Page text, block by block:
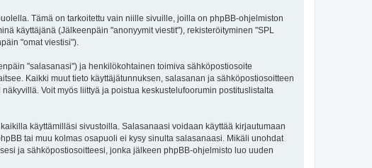
Tämä on tarkoitettu vain niille sivuille, joilla on phpBB-ohjelmiston
käyttäjänä (Jälkeenpäin "anonyymit viestit"), rekisteröityminen "SPL
"omat viestisi").
"salasanasi") ja henkilökohtainen toimiva sähköpostiosoite
Kaikki muut tieto käyttäjätunnuksen, salasanan ja sähköpostiosoitteen
Voit myös liittyä ja poistua keskustelufoorumin postituslistalta
käyttämilläsi sivustoilla. Salasanaasi voidaan käyttää kirjautumaan
tai muu kolmas osapuoli ei kysy sinulta salasanaasi. Mikäli unohdat
ja sähköpostiosoitteesi, jonka jälkeen phpBB-ohjelmisto luo uuden